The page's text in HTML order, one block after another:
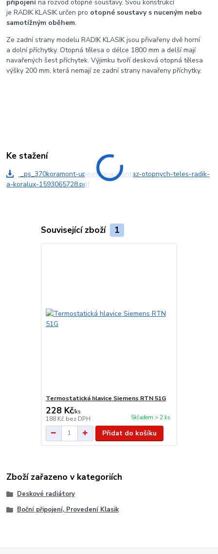
připojení na rozvod otopné soustavy. Svou konstrukcí
je RADIK KLASIK určen pro otopné soustavy s nuceným nebo
samotížným oběhem.
Ze zadní strany modelu RADIK KLASIK jsou přivařeny dvě horní
a dolní příchytky. Otopná tělesa o délce 1800 mm a delší mají
navařených šest příchytek. Výjimku tvoří desková otopná tělesa
výšky 200 mm, která nemají ze zadní strany navařeny příchytky.
Ke stažení
_ps_370koramont-upevneni-a-montaz-otopnych-teles-radik-
a-koralux-1593065728.pdf
Související zboží 1
Termostatická hlavice Siemens RTN 51G
228 Kč/ks
188 Kč bez DPH Skladem > 2 ks
Přidat do košíku
Zboží zařazeno v kategoriích
Deskové radiátory
Boční připojení, Provedení Klasik